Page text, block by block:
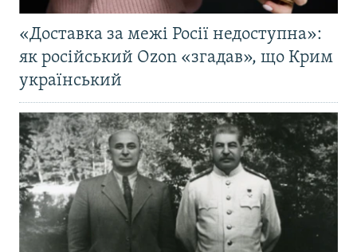
«Доставка за межі Росії недоступна»:
як російський Ozon «згадав», що Крим
український